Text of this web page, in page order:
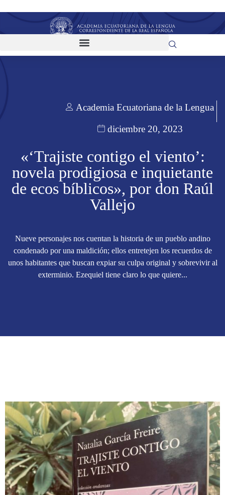
Academia Ecuatoriana de la Lengua
diciembre 20, 2023
«‘Trajiste contigo el viento’:
novela prodigiosa e inquietante
de ecos bíblicos», por don Raúl
Vallejo
Nueve personajes nos cuentan la historia de un pueblo andino
condenado por una maldición; ellos entretejen los recuerdos de
unos habitantes que buscan expiar su culpa original y sobrevivir al
exterminio. Ezequiel tiene claro lo que quiere...